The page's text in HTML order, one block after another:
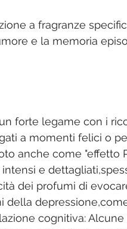
a fragranze
e la memoria
forte legame con i
a momenti felici o
anche come "effetto
e
dei profumi di
cognitiva: